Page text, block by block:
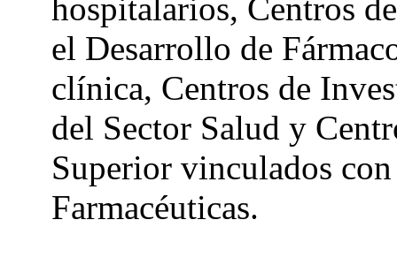
hospitalarios, Centros
el Desarrollo de
clínica, Centros de
del Sector Salud y
Superior vinculados
Farmacéuticas.